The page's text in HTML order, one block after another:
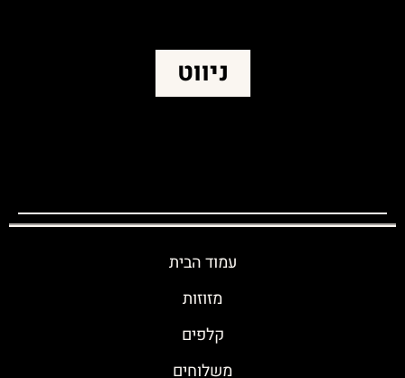
ניווט
עמוד הבית
מזוזות
קלפים
משלוחים